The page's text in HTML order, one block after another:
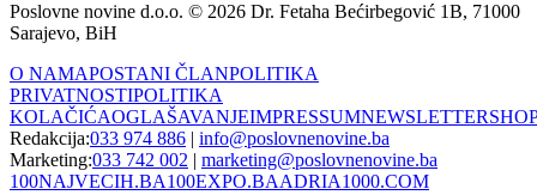
Poslovne novine d.o.o. © 2026 Dr. Fetaha Bećirbegović 1B, 71000
Sarajevo, BiH
O NAMAPOSTANI ČLANPOLITIKA
PRIVATNOSTIPOLITIKA
KOLAČIĆAOGLAŠAVANJEIMPRESSUMNEWSLETTER
Redakcija:033 974 886 | info@poslovnenovine.ba
Marketing:033 742 002 | marketing@poslovnenovine.ba
100NAJVECIH.BA100EXPO.BAADRIA1000.COM